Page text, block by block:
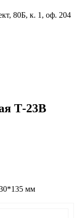
80Б, к. 1, оф. 204
Т-23В
мм